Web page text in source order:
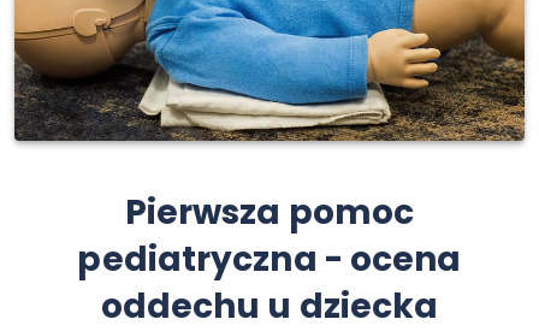
Pierwsza pomoc
pediatryczna - ocena
oddechu u dziecka